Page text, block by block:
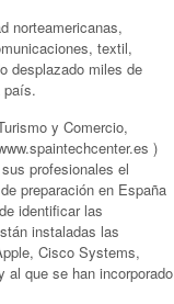
norteamericanas,
textil,
desplazado miles de
país.
y Comercio,
)
profesionales el
preparación en España
identificar las
instaladas las
Cisco Systems,
que se han incorporado